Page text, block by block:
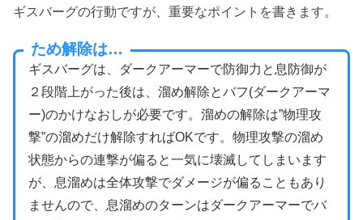
ギスバーグの行動ですが、重要なポイントを書きます。
ため解除は…
ギスバーグは、ダークアーマーで防御力と息防御が
２段階上がった後は、溜め解除とバフ(ダークアーマ
ー)のかけなおしが必要です。溜めの解除は”物理攻
撃”の溜めだけ解除すればOKです。物理攻撃の溜め
状態からの連撃が偏ると一気に壊滅してしまいます
が、息溜めは全体攻撃でダメージが偏ることもあり
ませんので、息溜めのターンはダークアーマーでバ